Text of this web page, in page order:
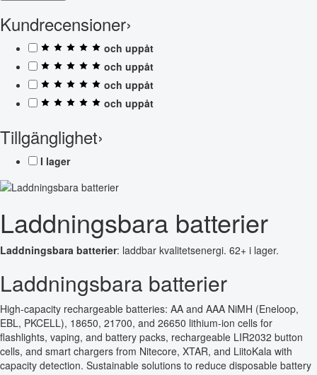
Kundrecensioner›
och uppåt
och uppåt
och uppåt
och uppåt
Tillgänglighet›
I lager
Laddningsbara batterier
Laddningsbara batterier: laddbar kvalitetsenergi. 62+ i lager.
Laddningsbara batterier
High-capacity rechargeable batteries: AA and AAA NiMH (Eneloop,
EBL, PKCELL), 18650, 21700, and 26650 lithium-ion cells for
flashlights, vaping, and battery packs, rechargeable LIR2032 button
cells, and smart chargers from Nitecore, XTAR, and LiitoKala with
capacity detection. Sustainable solutions to reduce disposable battery